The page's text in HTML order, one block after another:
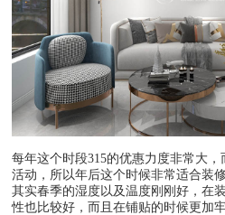
每年这个时段315的优惠力度非常大
活动，所以年后这个时候非常适合装
其实春季的湿度以及温度刚刚好，在
性也比较好，而且在铺贴的时候更加